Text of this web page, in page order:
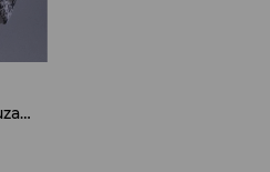
Czarno-szara rozpinana bluza w panterkę z kapturem